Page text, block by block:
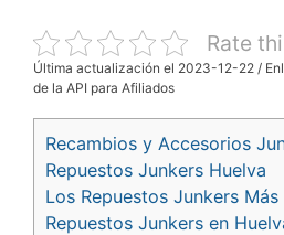
Rate
Última actualización el 2023-12-22 /
de la API para Afiliados
Recambios y Accesorios
Repuestos Junkers Huelva
Los Repuestos Junkers
Repuestos Junkers en